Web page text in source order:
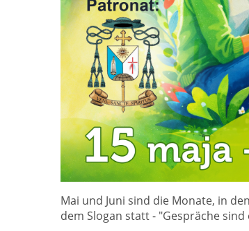
Mai und Juni sind die Monate, in
dem Slogan statt - "Gespräche